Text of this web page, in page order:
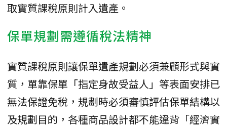
取實質課稅原則計入遺產。
保單規劃需遵循稅法精神
實質課稅原則讓保單遺產規劃必須兼顧形式與實
質，單靠保單「指定身故受益人」等表面安排已
無法保證免稅，規劃時必須審慎評估保單結構以
及規劃目的，各種商品設計都不能違背「經濟實